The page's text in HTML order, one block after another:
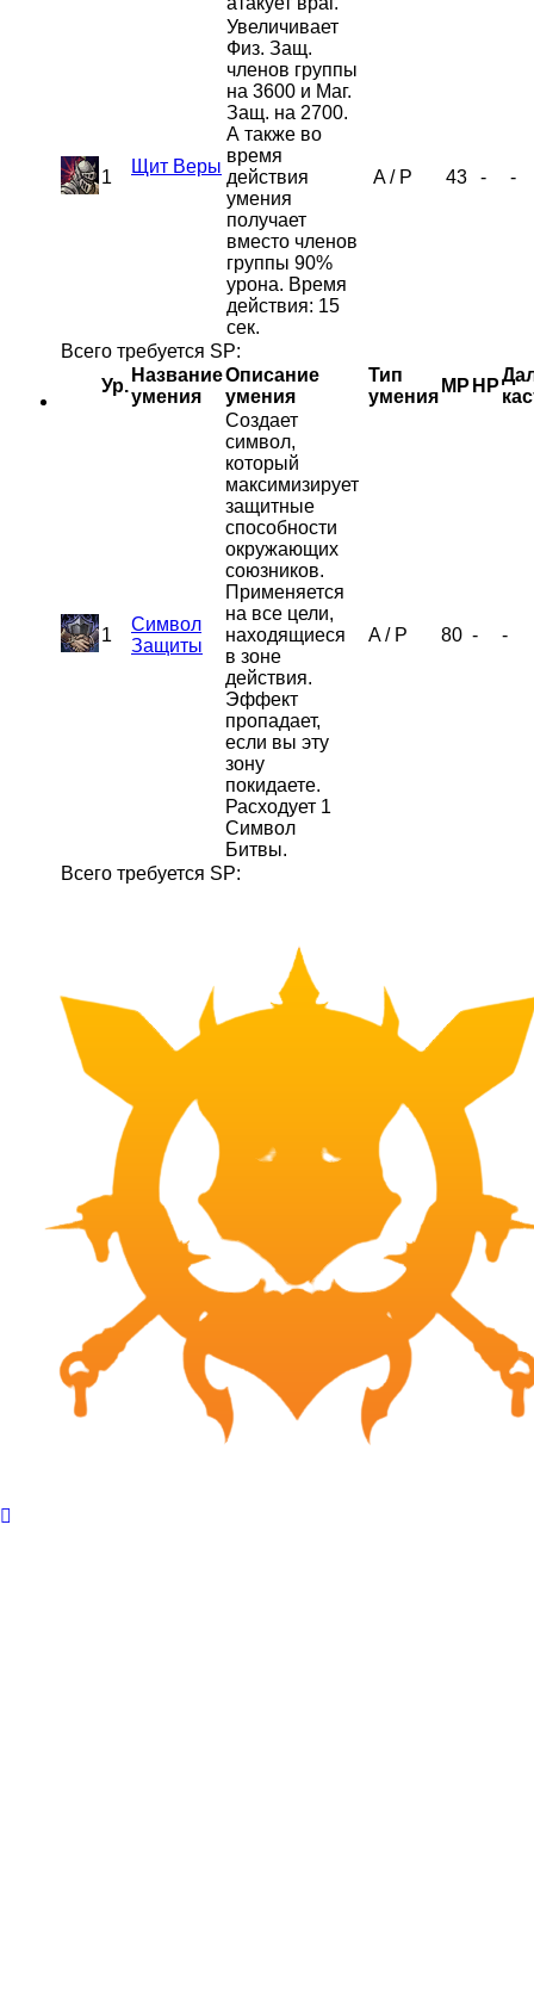
1
Щит Веры
Увеличивает
Физ. Защ.
членов группы
на 3600 и Маг.
Защ. на 2700.
А также во
время
действия
умения
получает
вместо членов
группы 90%
урона. Время
действия: 15
сек.
A/ P 43 - -
Всего требуется SP:
Ур.
Название
умения
Описание
умения
Тип
умения
MP HP
1
Символ
Защиты
Создает
символ,
который
максимизирует
защитные
способности
окружающих
союзников.
Применяется
на все цели,
находящиеся
в зоне
действия.
Эффект
пропадает,
если вы эту
зону
покидаете.
Расходует 1
Символ
Битвы.
A/ P 80 - -
Всего требуется SP: